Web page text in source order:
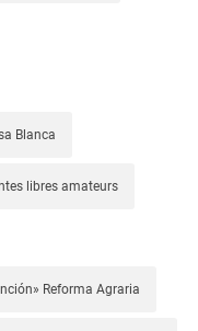
Blanca
libres amateurs
Reforma Agraria